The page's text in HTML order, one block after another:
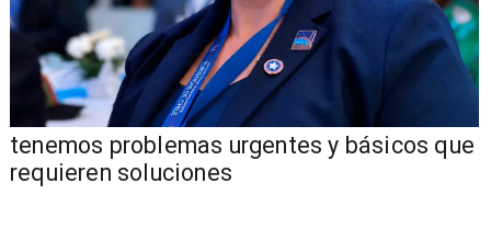
tenemos problemas urgentes y básicos que
requieren soluciones